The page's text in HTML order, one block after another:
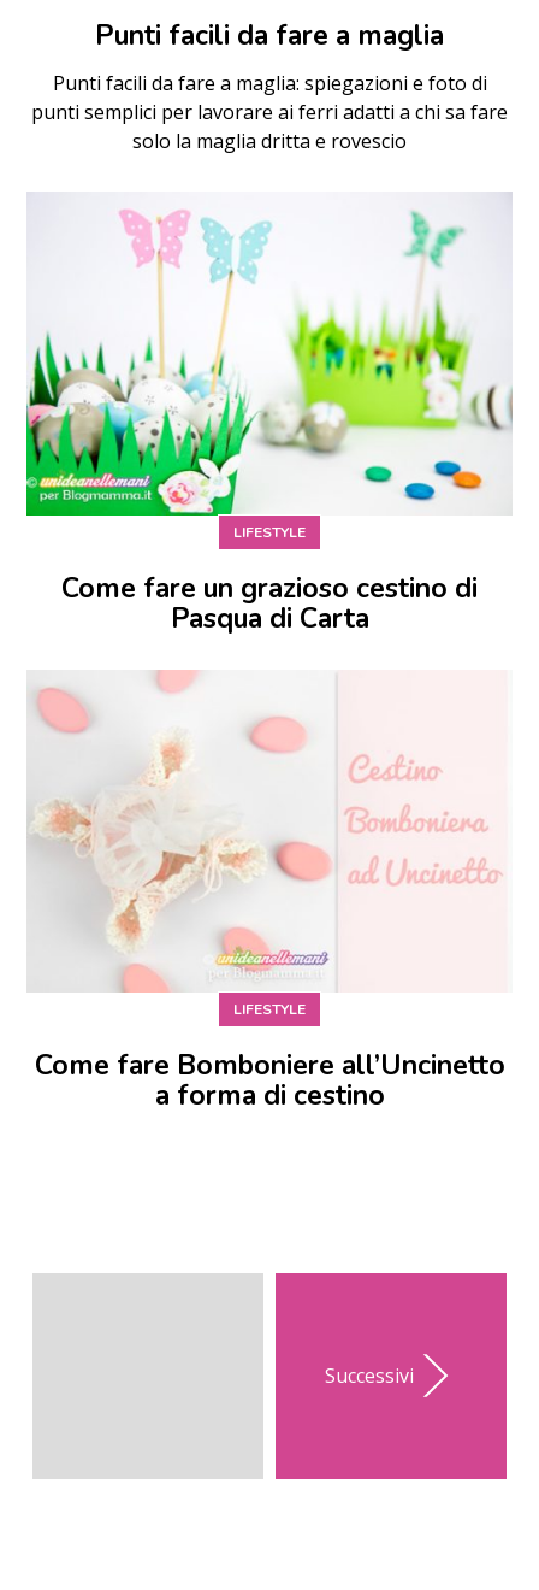
Punti facili da fare a maglia
Punti facili da fare a maglia: spiegazioni e foto di
punti semplici per lavorare ai ferri adatti a chi sa fare
solo la maglia dritta e rovescio
LIFESTYLE
Come fare un grazioso cestino di
Pasqua di Carta
LIFESTYLE
Come fare Bomboniere all’Uncinetto
a forma di cestino
Successivi